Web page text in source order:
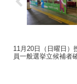
11月20日（日曜日）
員一般選挙立候補者